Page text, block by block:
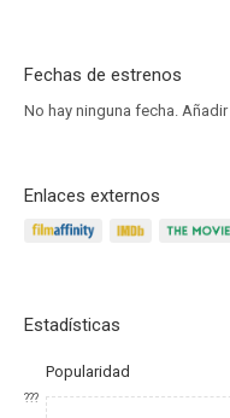
Fechas de estrenos
No hay ninguna fecha. Añadir
Enlaces externos
Estadísticas
Popularidad
???